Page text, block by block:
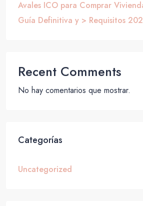
Avales ICO para Comprar
Guía Definitiva y > Requisitos
Recent Comments
No hay comentarios que mostrar.
Categorías
Uncategorized